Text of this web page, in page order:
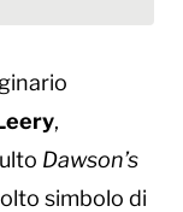
,
Dawson’s
simbolo di